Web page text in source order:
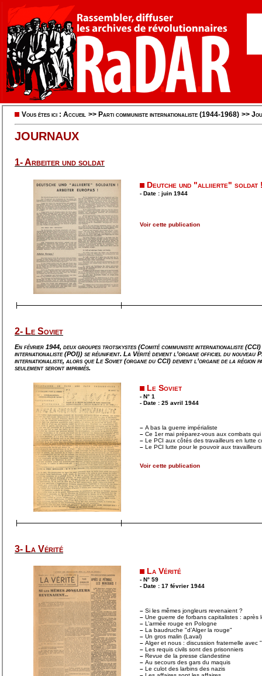
Vous êtes ici : Accueil >> Parti communiste internationaliste (1944-1968) >>
JOURNAUX
1- Arbeiter und soldat
Deutche und "alliierte" soldat
- Date : juin 1944
Voir cette publication
2- Le Soviet
En février 1944, deux groupes trotskystes (Comité communiste internationaliste
internationaliste (POI)) se réunifient. La Véritédevient l’organe officiel du nouveau
internationaliste, alors queLe Soviet(organe du CCI) devient l’organe de la région
seulement seront imprimés.
Le Soviet
- N° 1
- Date : 25 avril 1944
– A bas la guerre impérialiste
– Ce 1er mai préparez-vous aux combats
– Le PCI aux côtés des travailleurs en lutte
– Le PCI lutte pour le pouvoir aux travailleurs
Voir cette publication
3- La Vérité
La Vérité
- N° 59
- Date : 17 février 1944
– Si les mêmes jongleurs revenaient ?
– Une guerre de forbans capitalistes : après
– L’armée rouge en Pologne
– La baudruche "d’Alger la rouge"
– Un gros malin (Laval)
– Alger et nous : discussion fraternelle avec
– Les requis civils sont des prisonniers
– Revue de la presse clandestine
– Au secours des gars du maquis
– Le culot des larbins des nazis